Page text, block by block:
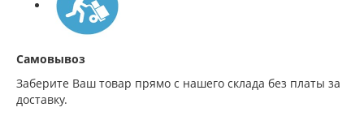
Самовывоз
Заберите Ваш товар прямо с нашего склада без платы за
доставку.